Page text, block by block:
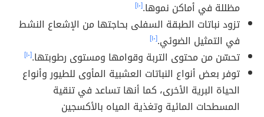
مظللة في أماكن نموها.[١٠]
تزود نباتات الطبقة السفلى بحاجتها من الإشعاع النشط
في التمثيل الضوئي.[١٠]
تحسّن من محتوى التربة وقوامها ومستوى رطوبتها.[١٠]
توفر بعض أنواع النباتات العشبية المأوى للطيور وأنواع
الحياة البرية الأخرى، كما أنها تساعد في تنقية
المسطحات المائية وتغذية المياه بالأكسجين